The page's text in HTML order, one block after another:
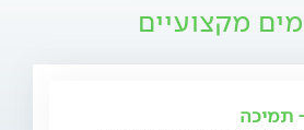
מקצועיים
תמיכה